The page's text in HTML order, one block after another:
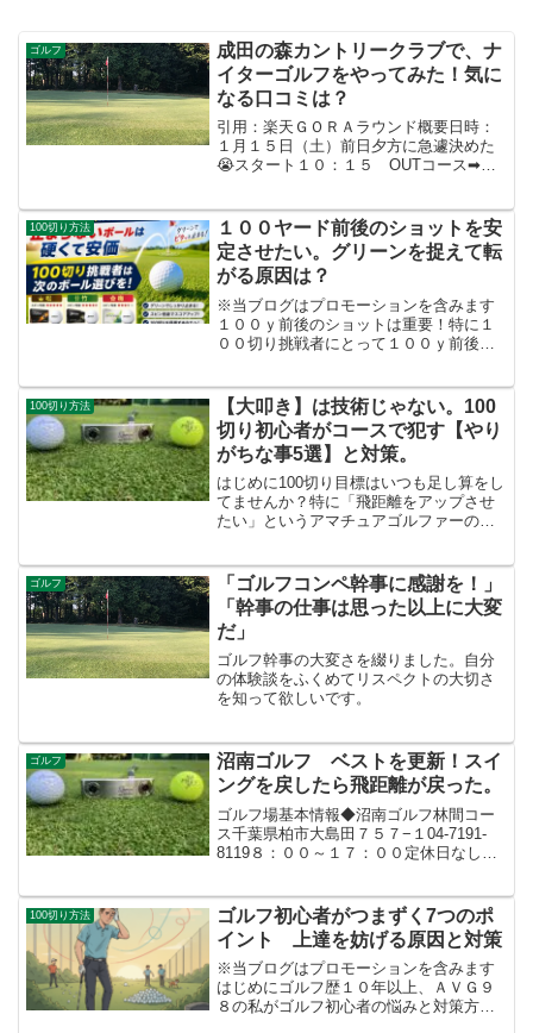
ゴルフ
成田の森カントリークラブで、ナ
イターゴルフをやってみた！気に
なる口コミは？
引用：楽天ＧＯＲＡラウンド概要日時：
１月１５日（土）前日夕方に急遽決めた
😭スタート１０：１５ OUTコース➡Ｉ
戦いはどこへ？ってくらい穏やかな天気
でした(*^▽^*)気温...
100切り方法
１００ヤード前後のショットを安
定させたい。グリーンを捉えて転
がる原因は？
※当ブログはプロモーションを含みます
１００ｙ前後のショットは重要！特に１
００切り挑戦者にとって１００ｙ前後か
からピンまでの位置次第では２パット以
上がちらつく。グリーンで...
100切り方法
【大叩き】は技術じゃない。100
切り初心者がコースで犯す【やり
がちな事5選】と対策。
はじめに100切り目標はいつも足し算をし
てませんか？特に「飛距離をアップさせ
たい」というアマチュアゴルファーの陥
ると１００切りを安定することが体験で
きたので共有しますね...
ゴルフ
「ゴルフコンペ幹事に感謝を！」
「幹事の仕事は思った以上に大変
だ」
ゴルフ幹事の大変さを綴りました。自分
の体験談をふくめてリスペクトの大切さ
を知って欲しいです。
ゴルフ
沼南ゴルフ ベストを更新！スイ
ングを戻したら飛距離が戻った。
ゴルフ場基本情報◆沼南ゴルフ林間コー
ス千葉県柏市大島田７５７−１04-7191-
8119８：００～１７：００定休日なし
３，３００円土日祝 １回り ３，３
００円 回り...
100切り方法
ゴルフ初心者がつまずく7つのポ
イント 上達を妨げる原因と対策
※当ブログはプロモーションを含みます
はじめにゴルフ歴１０年以上、ＡＶＧ９
８の私がゴルフ初心者の悩みと対策方法